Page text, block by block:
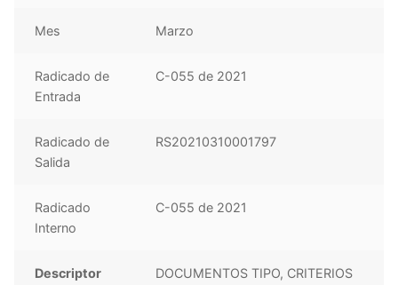
Mes Marzo
Radicado de
Entrada
C-055 de 2021
Radicado de
Salida
RS20210310001797
Radicado
Interno
C-055 de 2021
Descriptor
DOCUMENTOS TIPO, CRITERIOS